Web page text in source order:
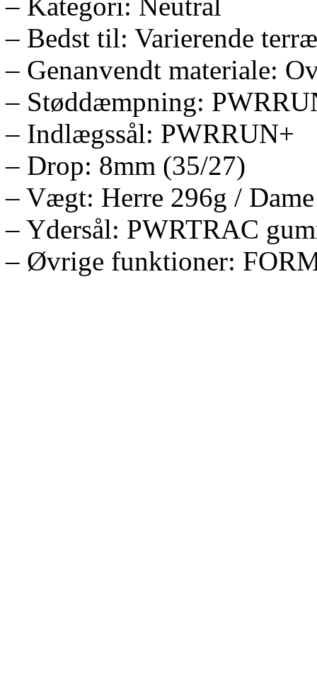
– Bedst til: Varierende
– Genanvendt materiale:
– Støddæmpning:
– Indlægssål: PWRRUN+
– Drop: 8mm (35/27)
– Vægt: Herre 296g /
– Ydersål: PWRTRAC
– Øvrige funktioner: